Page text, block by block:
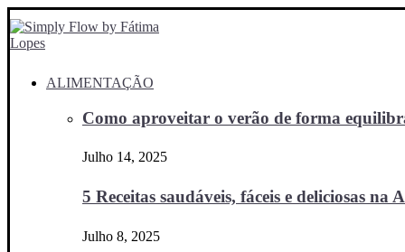
ALIMENTAÇÃO
Como aproveitar o verão de forma
Julho 14, 2025
5 Receitas saudáveis, fáceis e deliciosas na
Julho 8, 2025